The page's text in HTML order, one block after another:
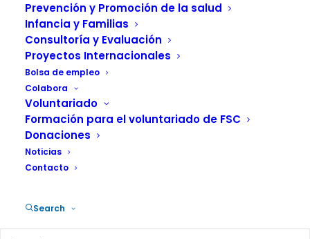
Prevención y Promoción de la salud
Infancia y Familias
Consultoría y Evaluación
Proyectos Internacionales
Bolsa de empleo
Colabora
Voluntariado
Formación para el voluntariado de FSC
Donaciones
Noticias
Contacto
Search
El Observatorio Noctámbul@s de la
Fundación Salud y Comunidad (FSC) ha
puesto en marcha un servicio de
atención y asesoramiento jurídico
gratuito contra las violencias sexuales.
WhatsApp a través del teléfono móvil